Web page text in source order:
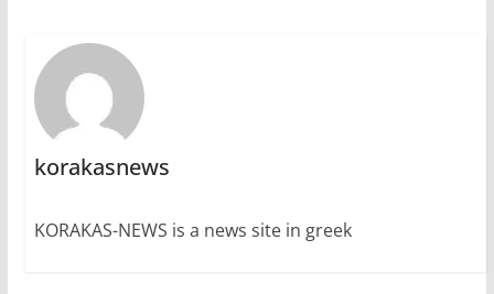
korakasnews
KORAKAS-NEWS is a news site in greek